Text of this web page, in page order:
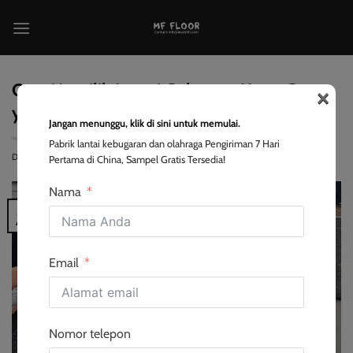
Cara Memilih Lantai Gulungan Karet Gym
yang Benar
DIPOSTING DI2025-08-30 OLEHEVA
30
Agu
Jangan menunggu, klik di sini untuk memulai.
Pabrik lantai kebugaran dan olahraga Pengiriman 7 Hari
Pertama di China, Sampel Gratis Tersedia!
Nama
Email
Nomor telepon
×